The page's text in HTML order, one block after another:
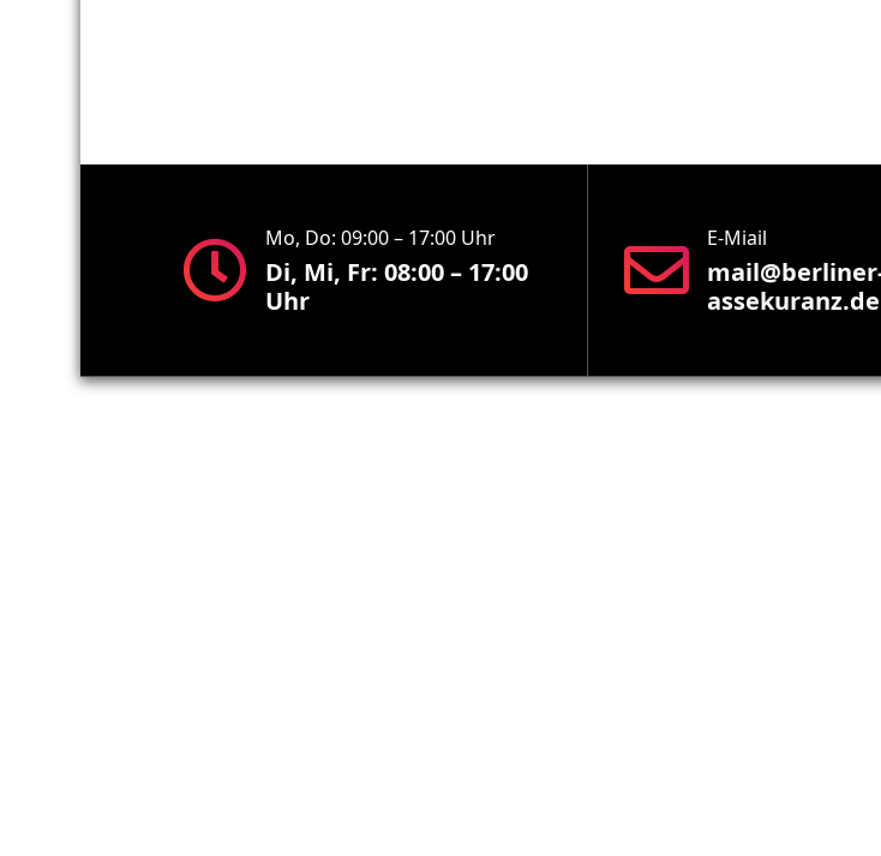
Mo, Do: 09:00 – 17:00 Uhr
Di, Mi, Fr: 08:00 – 17:00
Uhr
E-Miail
assekuranz.de